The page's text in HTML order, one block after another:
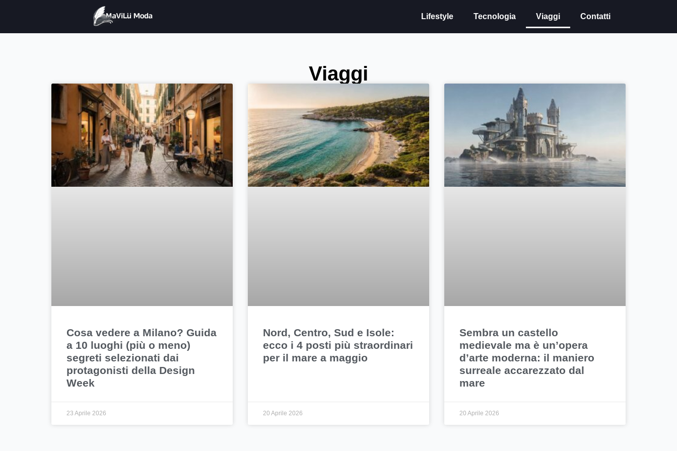
Lifestyle Tecnologia Viaggi Contatti
Viaggi
Cosa vedere a Milano? Guida
a 10 luoghi (più o meno)
segreti selezionati dai
protagonisti della Design
Week
23 Aprile 2026
Nord, Centro, Sud e Isole:
ecco i 4 posti più straordinari
per il mare a maggio
20 Aprile 2026
Sembra un castello
medievale ma è un’opera
d’arte moderna: il maniero
surreale accarezzato dal
mare
20 Aprile 2026